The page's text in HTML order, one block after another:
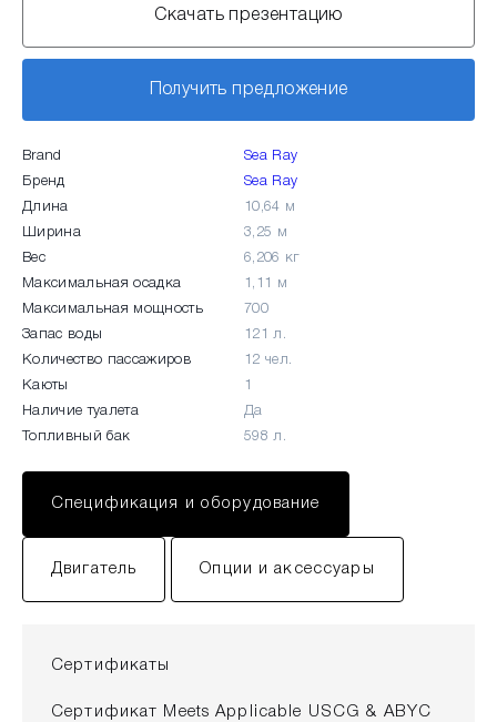
Brand Sea Ray
Бренд Sea Ray
Длина 10,64 м
Ширина 3,25 м
Вес 6,206 кг
Максимальная осадка 1,11 м
Максимальная мощность 700
Запас воды 121 л.
Количество пассажиров 12 чел.
Каюты 1
Наличие туалета Да
Топливный бак 598 л.
Спецификация и оборудование
Двигатель Опции и аксессуары
Сертификаты
Сертификат Meets Applicable USCG & ABYC
Скачать презентацию
Получить предложение